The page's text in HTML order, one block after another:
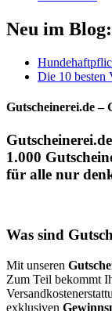
Neu im Blog:
Die 10 besten
Gutscheinerei.de –
Gutscheinerei.de
1.000
für alle nur
Was sind
Mit unseren
Zum Teil bekommt
exklusiven